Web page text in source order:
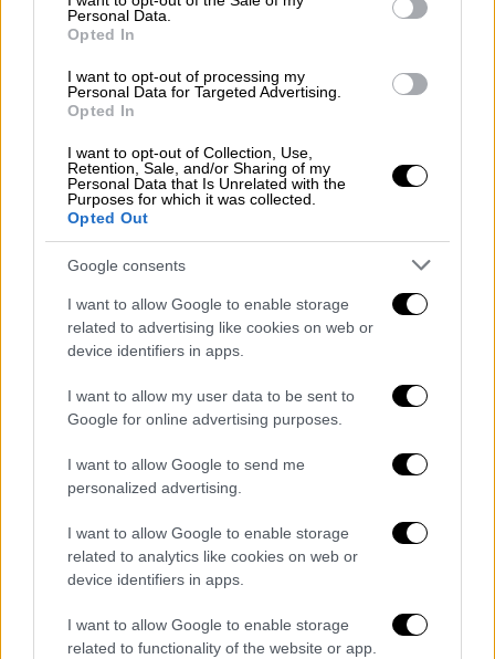
Personal Data.
Opted In
I want to opt-out of processing my
Personal Data for Targeted Advertising.
Opted In
I want to opt-out of Collection, Use,
Retention, Sale, and/or Sharing of my
Personal Data that Is Unrelated with the
Purposes for which it was collected.
Opted Out
Google consents
I want to allow Google to enable storage
related to advertising like cookies on web or
device identifiers in apps.
I want to allow my user data to be sent to
Google for online advertising purposes.
I want to allow Google to send me
personalized advertising.
I want to allow Google to enable storage
related to analytics like cookies on web or
device identifiers in apps.
I want to allow Google to enable storage
related to functionality of the website or app.
Arian Palanas Lozano
Arian Palanas Lozano
Η ανεύρεση της σορού της 28χρονης
κοπέλας έγινε το Σάββατο από ειδικό
ύστερα από τις εικόνες που κατέγραψαν οι
υποβρύχιες κάμερες που χρησιμοποιούνται
στην εξιχνίαση της υπόθεσης. Το άψυχο
σώμα της γυναίκας ήταν γυμνό με τα χέρια
και τα πόδια της δεμένα, με τον ίδιο τρόπο
που είχαν δεθεί και τα άκρα της
38χρονης Marry Rose από της Φιλιππίνες. Οι